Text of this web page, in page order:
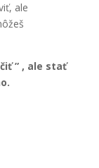
ale
” , ale stať